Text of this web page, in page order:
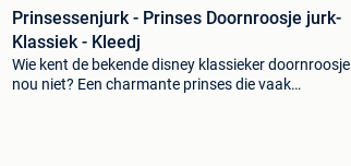
Prinsessenjurk - Prinses Doornroosje jurk-
Klassiek - Kleedj
Wie kent de bekende disney klassieker doornroosje
nou niet? Een charmante prinses die vaak